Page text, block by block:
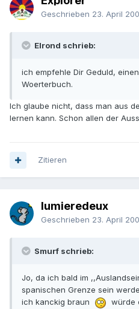
Geschrieben 23. April
Elrond schrieb:
ich empfehle Dir Geduld,
Woerterbuch.
Ich glaube nicht, dass man aus
lernen kann. Schon allen der
Zitieren
lumieredeux
Geschrieben 23. April
Smurf schrieb:
Jo, da ich bald im
spanischen Grenze sein
ich kanckig braun
würde